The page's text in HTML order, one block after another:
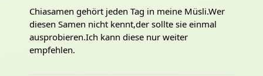
Chiasamen gehört jeden Tag in meine Müsli.Wer
diesen Samen nicht kennt,der sollte sie einmal
ausprobieren.Ich kann diese nur weiter
empfehlen.